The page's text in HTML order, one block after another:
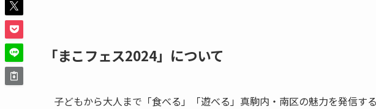
「まこフェス2024」について
子どもから大人まで「食べる」「遊べる」真駒内・南区の魅力を発信する